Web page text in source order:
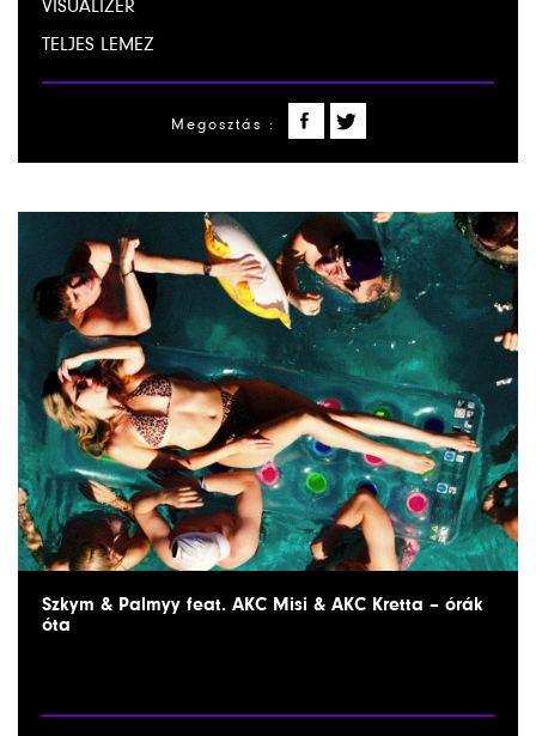
VISUALIZER
TELJES LEMEZ
Megosztás :
Szkym & Palmyy feat. AKC Misi & AKC Kretta – órák
óta